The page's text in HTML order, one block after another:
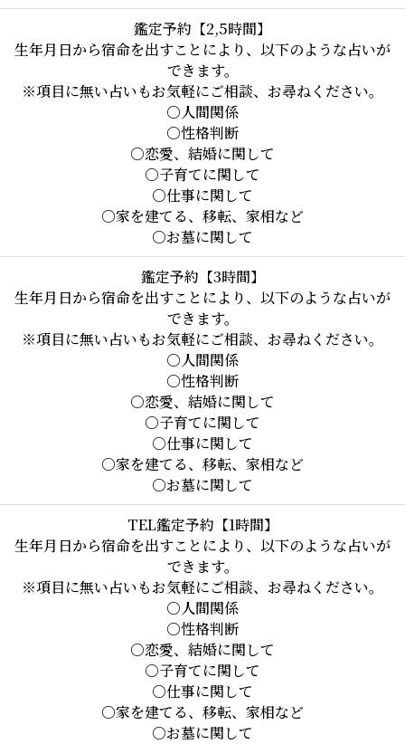
鑑定予約【2,5時間】
生年月日から宿命を出すことにより、以下のような占いが
できます。
※項目に無い占いもお気軽にご相談、お尋ねください。
○人間関係
○性格判断
○恋愛、結婚に関して
○子育てに関して
○仕事に関して
○家を建てる、移転、家相など
○お墓に関して
鑑定予約【3時間】
生年月日から宿命を出すことにより、以下のような占いが
できます。
※項目に無い占いもお気軽にご相談、お尋ねください。
○人間関係
○性格判断
○恋愛、結婚に関して
○子育てに関して
○仕事に関して
○家を建てる、移転、家相など
○お墓に関して
TEL鑑定予約【1時間】
生年月日から宿命を出すことにより、以下のような占いが
できます。
※項目に無い占いもお気軽にご相談、お尋ねください。
○人間関係
○性格判断
○恋愛、結婚に関して
○子育てに関して
○仕事に関して
○家を建てる、移転、家相など
○お墓に関して